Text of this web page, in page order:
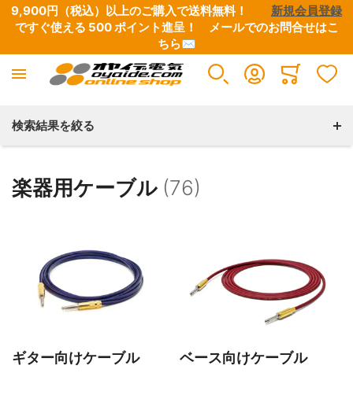
9,900円（税込）以上のご購入で送料無料！ 新規会員登録
ですぐ使える 500 ポイント進呈！ メールでのお問合せはこ
ちら✉
検索結果を絞る
楽器用ケーブル (76)
ギター向けケーブル ベース向けケーブル